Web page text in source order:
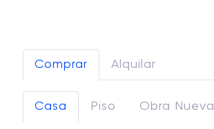
Comprar Alquilar
Casa Piso Obra Nueva